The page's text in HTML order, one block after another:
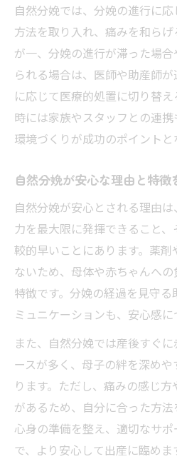
なぜみんな無痛分娩
自然分娩の原則が重
自然分娩と無痛分娩
自然分娩の痛みと達
母子にやさしい自然分娩
自然分娩の原則が母
自然分娩のメリット
自然分娩の割合や経
自然分娩のデメリッ
自然分娩が母子にや
解説
自然分娩を目指す際の心
自然分娩に向けた心
自然分娩のための身
法
自然分娩に必要な情
ト
自然分娩では、分娩の進行に
方法を取り入れ、痛みを和ら
が一、分娩の進行が滞った場
られる場合は、医師や助産師
に応じて医療的処置に切り替
時には家族やスタッフとの連
環境づくりが成功のポイントと
自然分娩が安心な理由と特徴
自然分娩が安心とされる理由
力を最大限に発揮できること
較的早いことにあります。薬
ないため、母体や赤ちゃんへ
特徴です。分娩の経過を見守
ミュニケーションも、安心感に
また、自然分娩では産後すぐ
ースが多く、母子の絆を深め
ります。ただし、痛みの感じ
があるため、自分に合った方法
心身の準備を整え、適切なサ
で、より安心して出産に臨めま